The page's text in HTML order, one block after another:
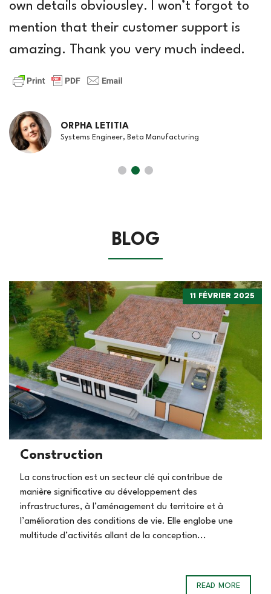
own details obviousley. I won’t forgot to
mention that their customer support is
amazing. Thank you very much indeed.
ORPHA LETITIA
Systems Engineer, Beta Manufacturing
BLOG
11 FÉVRIER 2025
Construction
La construction est un secteur clé qui contribue de
manière significative au développement des
infrastructures, à l’aménagement du territoire et à
l’amélioration des conditions de vie. Elle englobe une
multitude d’activités allant de la conception...
READ MORE